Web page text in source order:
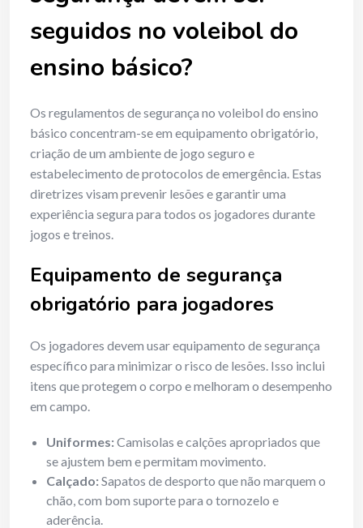
seguidos no voleibol do
ensino básico?
Os regulamentos de segurança no voleibol do ensino
básico concentram-se em equipamento obrigatório,
criação de um ambiente de jogo seguro e
estabelecimento de protocolos de emergência. Estas
diretrizes visam prevenir lesões e garantir uma
experiência segura para todos os jogadores durante
jogos e treinos.
Equipamento de segurança
obrigatório para jogadores
Os jogadores devem usar equipamento de segurança
específico para minimizar o risco de lesões. Isso inclui
itens que protegem o corpo e melhoram o desempenho
em campo.
Uniformes:Camisolas e calções apropriados que
se ajustem bem e permitam movimento.
Calçado:Sapatos de desporto que não marquem o
chão, com bom suporte para o tornozelo e
aderência.